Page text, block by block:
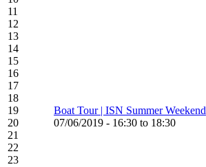
11
12
13
14
15
16
17
18
19
20
21
22
23
Boat Tour | ISN Summer Weekend
07/06/2019 - 16:30 to 18:30